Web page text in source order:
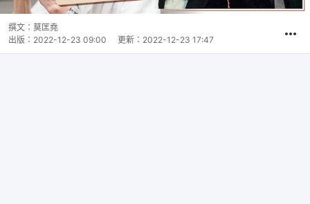
撰文： 莫匡堯
出版： 2022-12-23 09:00 更新： 2022-12-23 17:47